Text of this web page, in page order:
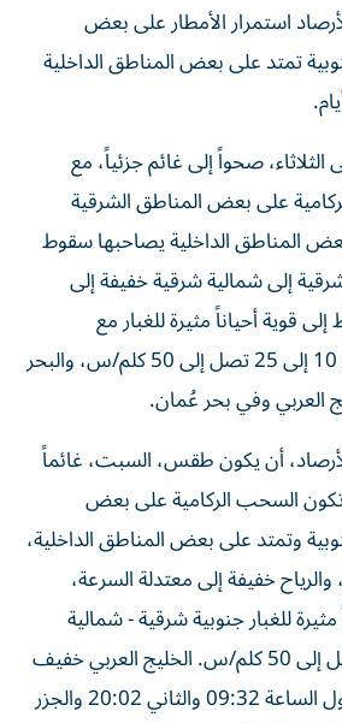
استمرار الأمطار على بعض
تمتد على بعض المناطق الداخلية
صحواً إلى غائم جزئياً، مع
على بعض المناطق الشرقية
المناطق الداخلية يصاحبها سقوط
إلى شمالية شرقية خفيفة إلى
قوية أحياناً مثيرة للغبار مع
السحب، وسرعتها من 10 إلى 25 تصل إلى 50 كلم/س، والبحر
العربي وفي بحر عُمان.
أن يكون طقس، السبت، غائماً
تكون السحب الركامية على بعض
وتمتد على بعض المناطق الداخلية،
خفيفة إلى معتدلة السرعة،
للغبار جنوبية شرقية - شمالية
شرقية/ 10 إلى 25 تصل إلى 50 كلم/س. الخليج العربي خفيف
الموج ويحدث المدّ الأول الساعة 09:32 والثاني 20:02 والجزر